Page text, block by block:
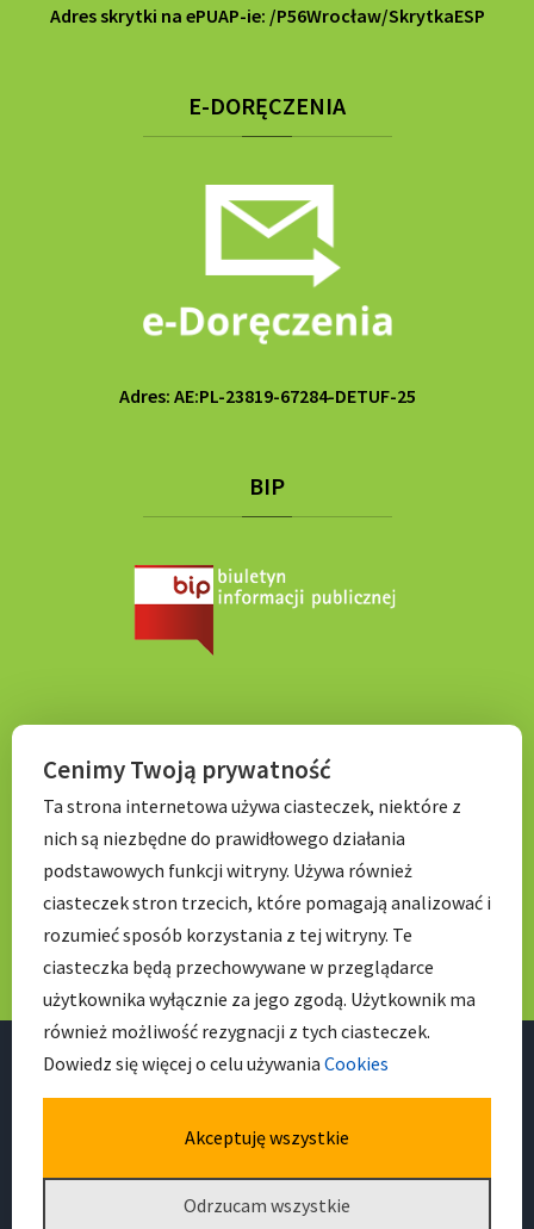
Adres skrytki na ePUAP-ie: /P56Wrocław/SkrytkaESP
E-DORĘCZENIA
Adres: AE:PL-23819-67284-DETUF-25
BIP
Tel. 71 798 67 99
E-mail:sekretariat.p056@wroclawskaedukacja.pl
Godziny otwarcia:
7:00 – 17: 00
Facebook
Cenimy Twoją prywatność
Ta strona internetowa używa ciasteczek, niektóre z
nich są niezbędne do prawidłowego działania
podstawowych funkcji witryny. Używa również
ciasteczek stron trzecich, które pomagają analizować i
rozumieć sposób korzystania z tej witryny. Te
ciasteczka będą przechowywane w przeglądarce
użytkownika wyłącznie za jego zgodą. Użytkownik ma
również możliwość rezygnacji z tych ciasteczek.
Dowiedz się więcej o celu używania Cookies
Akceptuję wszystkie
Odrzucam wszystkie